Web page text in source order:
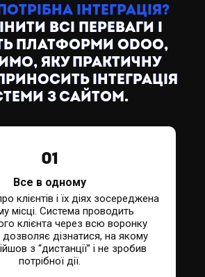
ІНТЕГРАЦІЯ?
ВСІ ПЕРЕВАГИ І
ПЛАТФОРМИ ODOO,
ЯКУ ПРАКТИЧНУ
ІНТЕГРАЦІЯ
З САЙТОМ.
01
Все в одному
клієнтів і їх діях зосереджена
місці. Система проводить
клієнта через всю воронку
дозволяє дізнатися, на якому
з “дистанції” і не зробив
потрібної дії.